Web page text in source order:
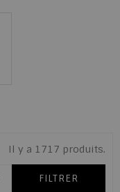
Il y a 1717 produits.
FILTRER